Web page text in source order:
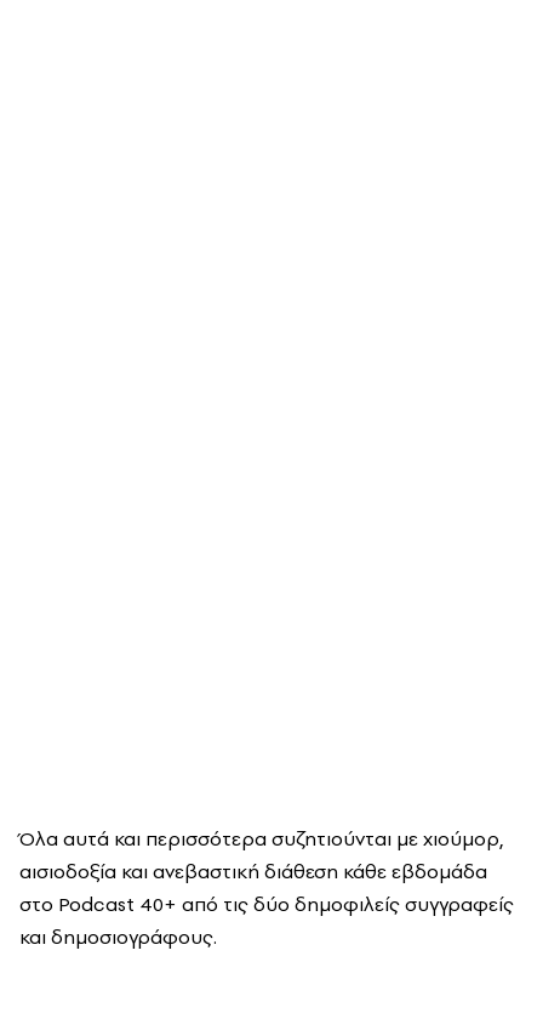
Όλα αυτά και περισσότερα συζητιούνται με χιούμορ,
αισιοδοξία και ανεβαστική διάθεση κάθε εβδομάδα
στο Podcast 40+ από τις δύο δημοφιλείς συγγραφείς
και δημοσιογράφους.